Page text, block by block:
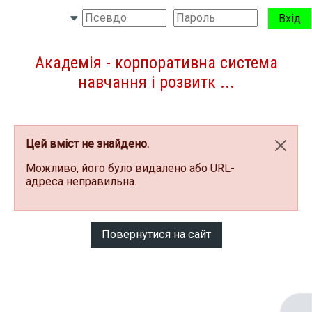
Перейти до головного вмісту
Бокова панель
Вхід
Академія - корпоративна система
навчання і розвитк ...
Цей вміст не знайдено.
Можливо, його було видалено або URL-
адреса неправильна.
Повернутися на сайт